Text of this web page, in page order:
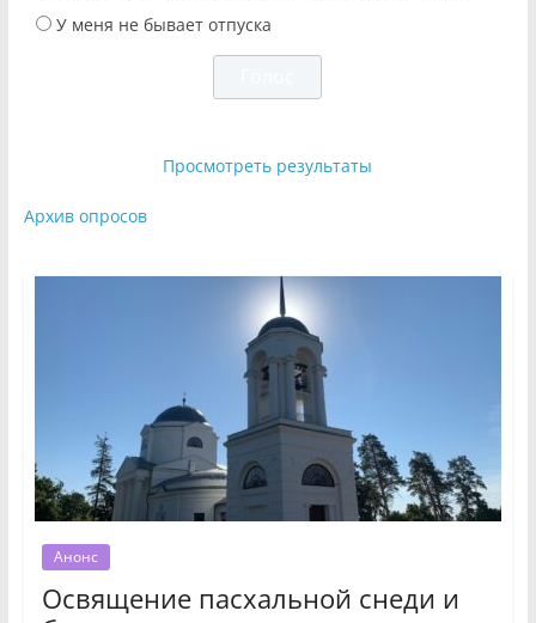
У меня не бывает отпуска
Просмотреть результаты
Архив опросов
Анонс
Освящение пасхальной снеди и